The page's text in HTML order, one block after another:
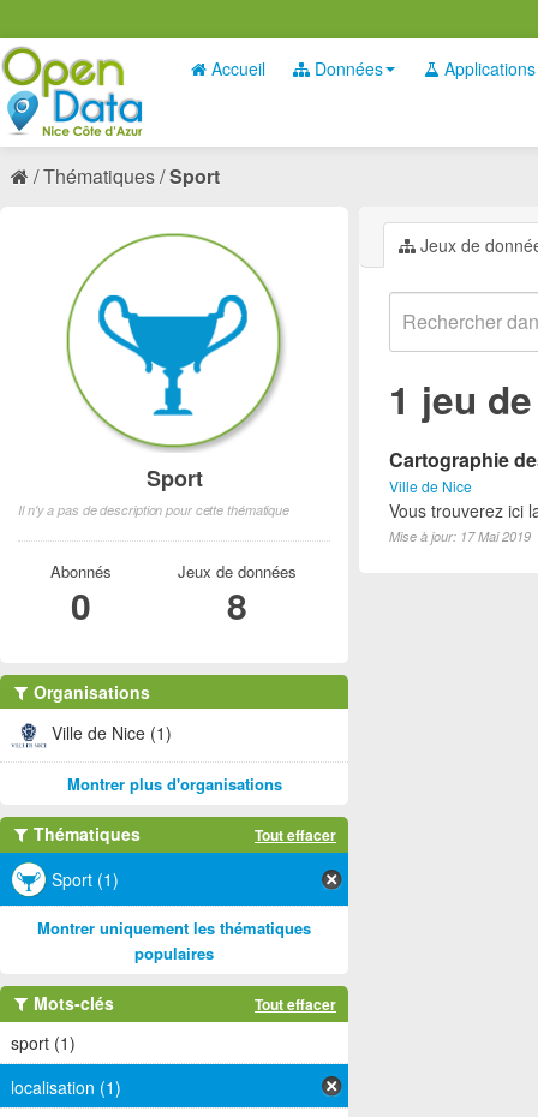
Accueil Données Applications
Thématiques Sport
Jeux de
1 jeu
Cartographie
Ville de Nice
Vous trouverez ici
Mise à jour: 17 Mai 2019
Sport
Il n'y a pas de description pour cette thématique
Abonnés
0
Jeux de données
8
Organisations
Ville de Nice (1)
Montrer plus d'organisations
Thématiques Tout effacer
Sport (1)
Montrer uniquement les thématiques
populaires
Mots-clés Tout effacer
sport (1)
localisation (1)